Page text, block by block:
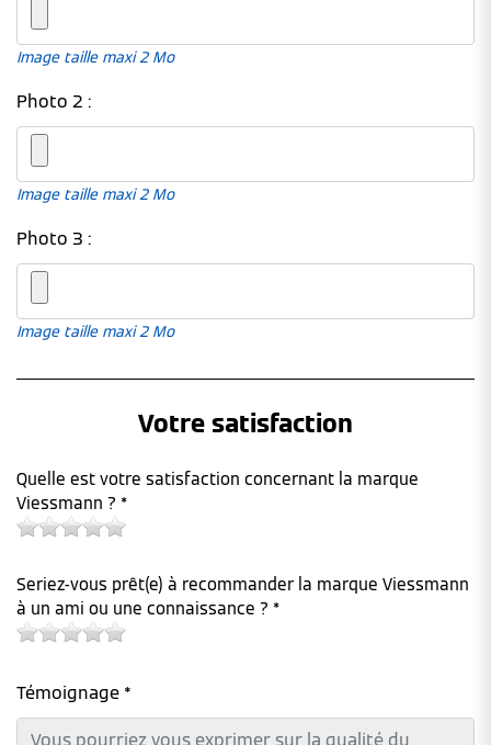
Image taille maxi 2 Mo
Photo 2 :
Image taille maxi 2 Mo
Photo 3 :
Image taille maxi 2 Mo
Votre satisfaction
Quelle est votre satisfaction concernant la marque
Viessmann ? *
Seriez-vous prêt(e) à recommander la marque Viessmann
à un ami ou une connaissance ? *
Témoignage *